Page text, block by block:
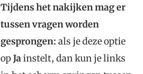
Tijdens het nakijken mag er
tussen vragen worden
gesprongen: als je deze optie
opJainstelt, dan kun je links